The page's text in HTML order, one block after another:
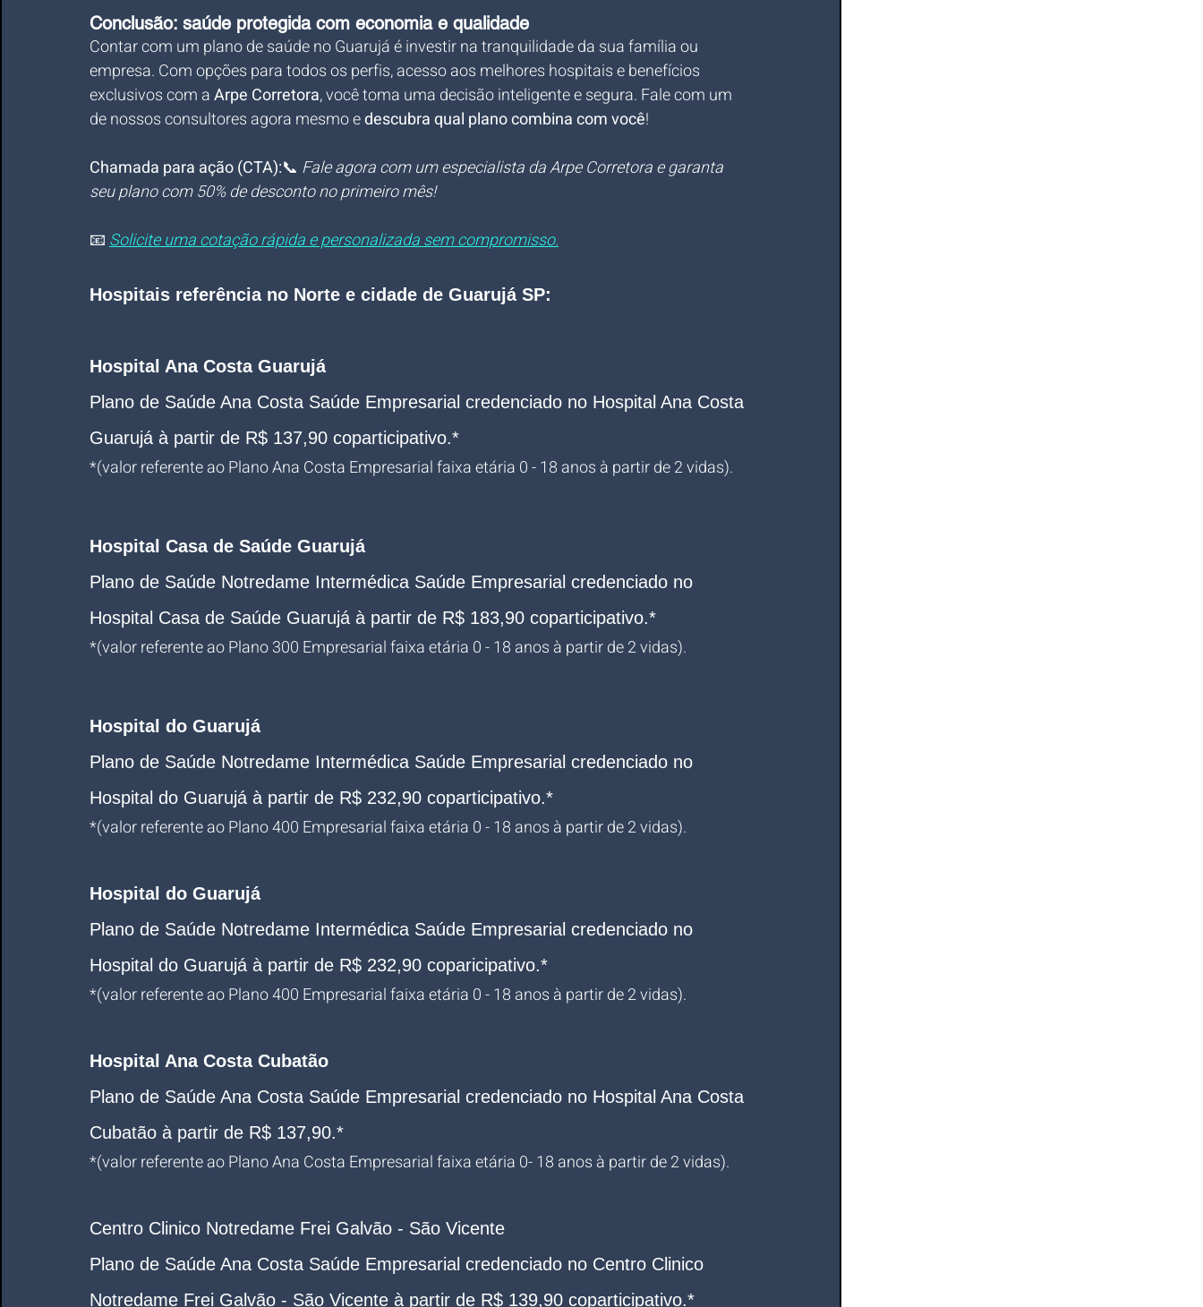
Conclusão: saúde protegida com economia e qualidade
Contar com um plano de saúde no Guarujá é investir na tranquilidade da sua família ou
empresa. Com opções para todos os perfis, acesso aos melhores hospitais e benefícios
exclusivos com a Arpe Corretora, você toma uma decisão inteligente e segura. Fale com um
de nossos consultores agora mesmo e descubra qual plano combina com você!
Chamada para ação (CTA):📞 Fale agora com um especialista da Arpe Corretora e garanta
seu plano com 50% de desconto no primeiro mês!
📧 Solicite uma cotação rápida e personalizada sem compromisso.
Hospitais referência no Norte e cidade de Guarujá SP:
Hospital Ana Costa Guarujá
Plano de Saúde Ana Costa Saúde Empresarial credenciado no Hospital Ana Costa
Guarujá à partir de R$ 137,90 coparticipativo.*
*(valor referente ao Plano Ana Costa Empresarial faixa etária 0 - 18 anos à partir de 2 vidas).
Hospital Casa de Saúde Guarujá
Plano de Saúde Notredame Intermédica Saúde Empresarial credenciado no
Hospital Casa de Saúde Guarujá à partir de R$ 183,90 coparticipativo.*
*(valor referente ao Plano 300 Empresarial faixa etária 0 - 18 anos à partir de 2 vidas).
Hospital do Guarujá
Plano de Saúde Notredame Intermédica Saúde Empresarial credenciado no
Hospital do Guarujá à partir de R$ 232,90 coparticipativo.*
*(valor referente ao Plano 400 Empresarial faixa etária 0 - 18 anos à partir de 2 vidas).
Hospital do Guarujá
Plano de Saúde Notredame Intermédica Saúde Empresarial credenciado no
Hospital do Guarujá à partir de R$ 232,90 coparicipativo.*
*(valor referente ao Plano 400 Empresarial faixa etária 0 - 18 anos à partir de 2 vidas).
Hospital Ana Costa Cubatão
Plano de Saúde Ana Costa Saúde Empresarial credenciado no Hospital Ana Costa
Cubatão à partir de R$ 137,90.*
*(valor referente ao Plano Ana Costa Empresarial faixa etária 0- 18 anos à partir de 2 vidas).
Centro Clinico Notredame Frei Galvão - São Vicente
Plano de Saúde Ana Costa Saúde Empresarial credenciado no Centro Clinico
Notredame Frei Galvão - São Vicente à partir de R$ 139,90 coparticipativo.*